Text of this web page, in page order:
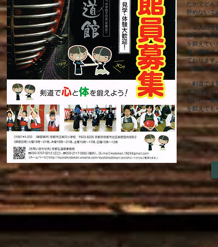
たかでどん
辞めないで
・２人の子
の子は７年
を鍛えてい
神・継続す
ております
て信頼でき
・剣道で１
てではなく
だいた。物
を鍛えても